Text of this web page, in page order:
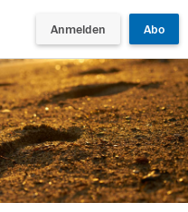
Anmelden Abo